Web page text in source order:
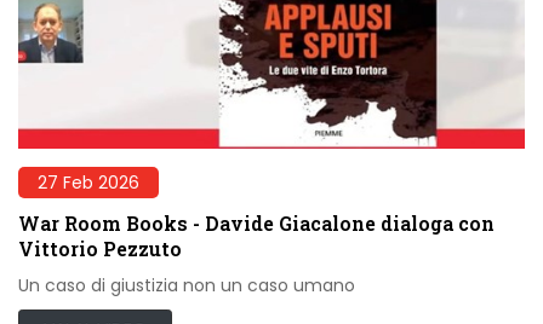
27 Feb 2026
War Room Books - Davide Giacalone dialoga con
Vittorio Pezzuto
Un caso di giustizia non un caso umano